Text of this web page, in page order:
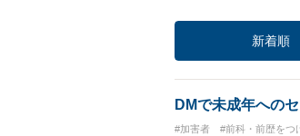
新着順
DMで未成年への
#加害者 #前科・前歴をつ